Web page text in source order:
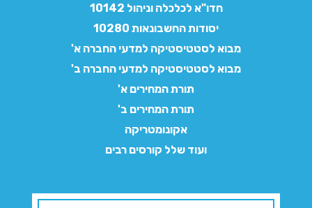
חדו"א לכלכלה וניהול 10142
יסודות החשבונאות 10280
מבוא לסטטיסטיקה למדעי החברה א'
מבוא לסטטיסטיקה למדעי החברה ב'
תורת המחירים א'
תורת המחירים ב'
אקונומטריקה
ועוד שלל קורסים רבים